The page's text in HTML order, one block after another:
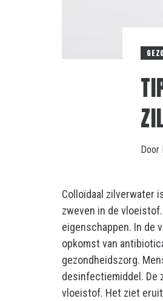
Door
Colloïdaal zilverwater
zweven in de
eigenschappen. In de
opkomst van
gezondheidszorg.
desinfectiemiddel. De
vloeistof. Het ziet